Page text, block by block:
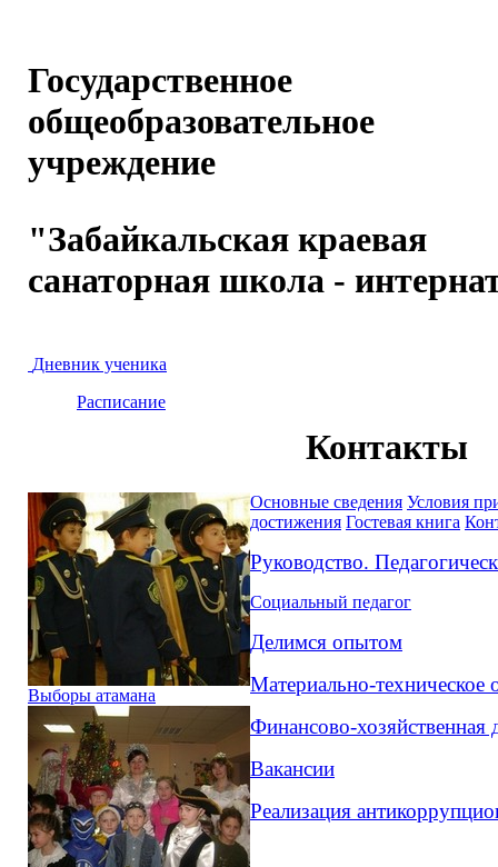
Государственное
общеобразовательное
учреждение
"Забайкальская краевая
санаторная школа -
Дневник ученика
Расписание
Контакты
Выборы атамана
Основные сведения Условия
достижения Гостевая книга
Руководство.
Социальный педагог
Делимся опытом
Материально-техническое
Финансово-хозяйственная
Вакансии
Реализация